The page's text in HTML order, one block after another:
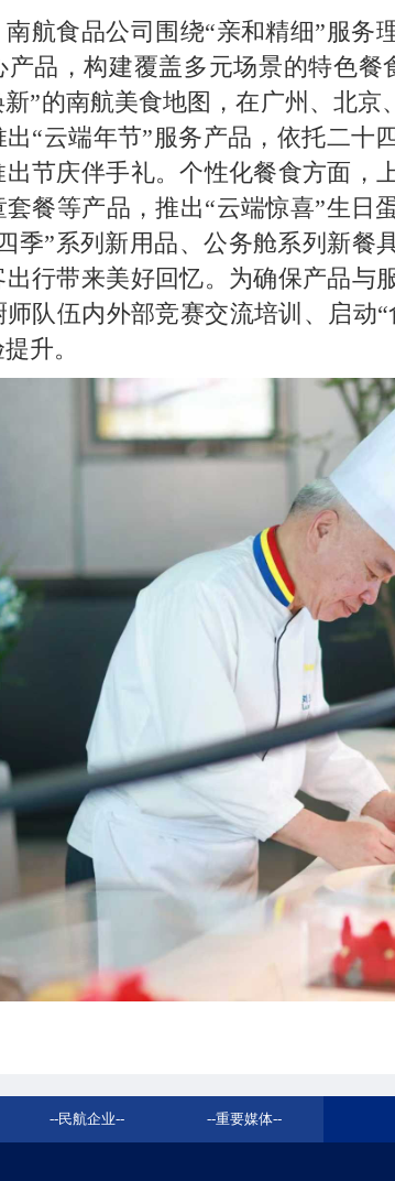
航食品公司围绕“亲和精细”服务
产品，构建覆盖多元场景的特色
”的南航美食地图，在广州、北
出“云端年节”服务产品，依托二
节庆伴手礼。个性化餐食方面，
餐等产品，推出“云端惊喜”生日
季”系列新用品、公务舱系列新餐
行带来美好回忆。为确保产品与
师队伍内外部竞赛交流培训、启动
升。
--民航企业-- --重要媒体--